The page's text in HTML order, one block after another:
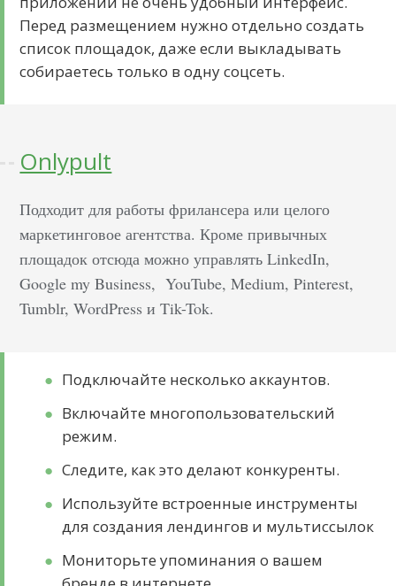
Перед размещением нужно отдельно создать
список площадок, даже если выкладывать
собираетесь только в одну соцсеть.
Onlypult
Подходит для работы фрилансера или целого
маркетинговое агентства. Кроме привычных
площадок отсюда можно управлять LinkedIn,
Google my Business, YouTube, Medium, Pinterest,
Tumblr, WordPress и Tik-Tok.
Подключайте несколько аккаунтов.
Включайте многопользовательский
режим.
Следите, как это делают конкуренты.
Используйте встроенные инструменты
для создания лендингов и мультиссылок
Мониторьте упоминания о вашем